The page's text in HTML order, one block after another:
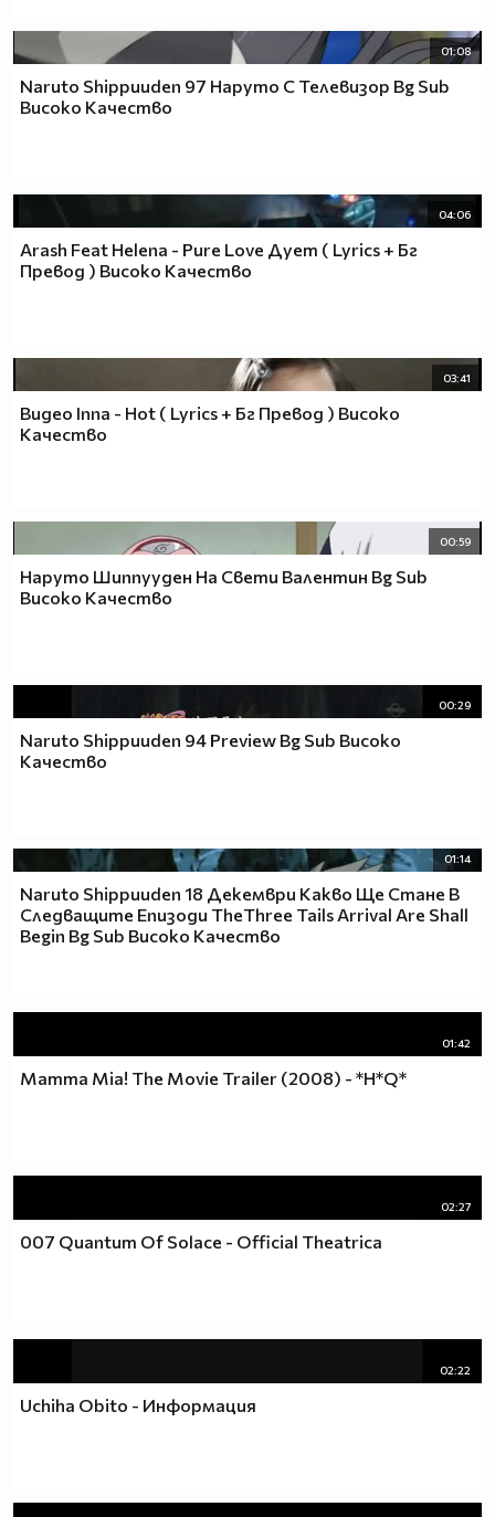
01:08
Naruto Shippuuden 97 Наруто С Телевизор Bg Sub
Високо Качество
04:06
Arash Feat Helena - Pure Love Дует ( Lyrics + Бг
Превод ) Високо Качество
03:41
Видео Inna - Hot ( Lyrics + Бг Превод ) Високо
Качество
00:59
Наруто Шиппууден На Свети Валентин Bg Sub
Високо Качество
00:29
Naruto Shippuuden 94 Preview Bg Sub Високо
Качество
01:14
Naruto Shippuuden 18 Декември Какво Ще Стане В
Следващите Епизоди TheThree Tails Arrival Are Shall
Begin Bg Sub Високо Качество
01:42
Mamma Mia! The Movie Trailer (2008) - *H*Q*
02:27
007 Quantum Of Solace - Official Theatrica
02:22
Uchiha Obito - Информация